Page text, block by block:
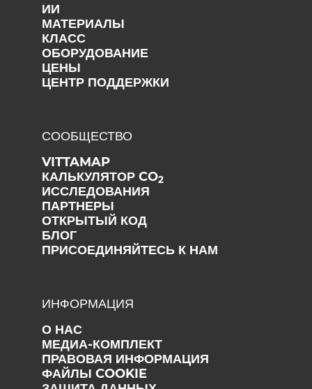
ИИ
МАТЕРИАЛЫ
КЛАСС
ОБОРУДОВАНИЕ
ЦЕНЫ
ЦЕНТР ПОДДЕРЖКИ
СООБЩЕСТВО
VITTAMAP
КАЛЬКУЛЯТОР CO2
ИССЛЕДОВАНИЯ
ПАРТНЕРЫ
ОТКРЫТЫЙ КОД
БЛОГ
ПРИСОЕДИНЯЙТЕСЬ К НАМ
ИНФОРМАЦИЯ
О НАС
МЕДИА-КОМПЛЕКТ
ПРАВОВАЯ ИНФОРМАЦИЯ
ФАЙЛЫ COOKIE